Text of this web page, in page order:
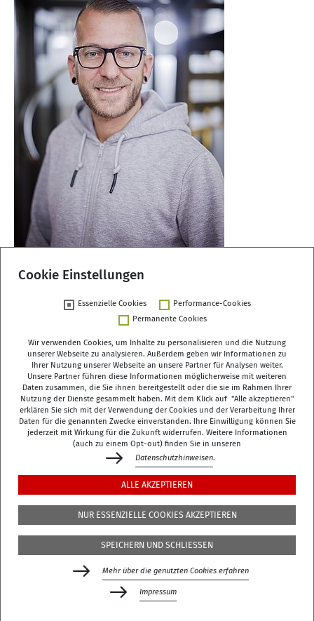
Zurück
Deutsches Zentrum für Altersfragen (DZA)
Manfred-von-Richthofen-Straße 2
12101 Berlin
dza-berlin dza de
+49 (0)30 - 260740-0
+49 (0)30 - 260740-33
Manfred-von-Richthofen-Str./Ecke Dudenstr.
Gefördert durch das Bundesministerium für Bildung,
Familie, Senioren, Frauen und Jugend (BMBFSFJ)
Cookie Einstellungen
Essenzielle Cookies
Performance-Cookies
Permanente Cookies
Wir verwenden Cookies, um Inhalte zu personalisieren und die Nutzung
unserer Webseite zu analysieren. Außerdem geben wir Informationen zu
Ihrer Nutzung unserer Webseite an unsere Partner für Analysen weiter.
Unsere Partner führen diese Informationen möglicherweise mit weiteren
Daten zusammen, die Sie ihnen bereitgestellt oder die sie im Rahmen Ihrer
Nutzung der Dienste gesammelt haben. Mit dem Klick auf "Alle akzeptieren"
erklären Sie sich mit der Verwendung der Cookies und der Verarbeitung Ihrer
Daten für die genannten Zwecke einverstanden. Ihre Einwilligung können Sie
jederzeit mit Wirkung für die Zukunft widerrufen. Weitere Informationen
(auch zu einem Opt-out) finden Sie in unseren
Datenschutzhinweisen.
ALLE AKZEPTIEREN
NUR ESSENZIELLE COOKIES AKZEPTIEREN
SPEICHERN UND SCHLIESSEN
Mehr über die genutzten Cookies erfahren
Impressum